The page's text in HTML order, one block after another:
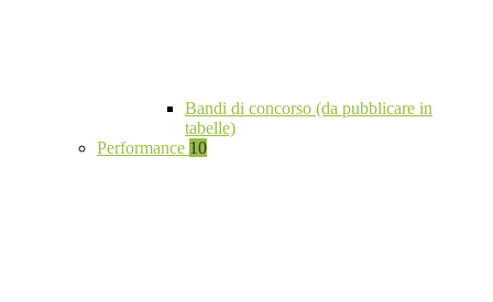
Bandi di concorso (da pubblicare in
tabelle)
Performance 10